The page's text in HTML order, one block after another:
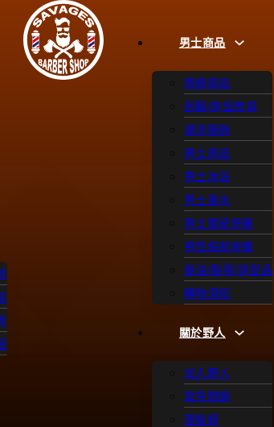
男士商品
熱銷商品
刮鬍/造型梳具
潮流服飾
男士商品
男士沐浴
男士香水
男士頭皮保養
男性臉部保養
髮油/髮膠/造型品
購物須知
關於野人
加入野人
常見問題
理髮師